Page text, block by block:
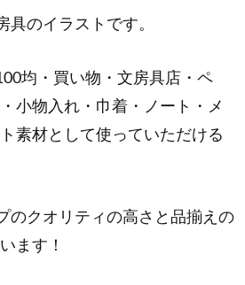
具のイラストです。
均・買い物・文房具店・ペ
小物入れ・巾着・ノート・メ
素材として使っていただける
のクオリティの高さと品揃えの
ます！